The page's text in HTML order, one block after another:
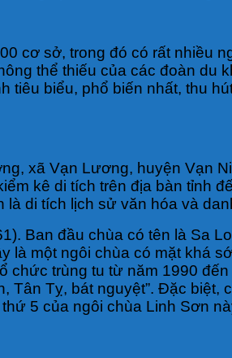
cơ sở, trong đó có rất nhiều
thể thiếu của các đoàn du
biểu, phổ biến nhất, thu
xã Vạn Lương, huyện Vạn
kê di tích trên địa bàn tỉnh
di tích lịch sử văn hóa và
Ban đầu chùa có tên là Sa
một ngôi chùa có mặt khá
trùng tu từ năm 1990
Tỵ, bát nguyệt”. Đặc biệt,
5 của ngôi chùa Linh Sơn